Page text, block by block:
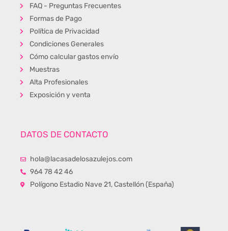
FAQ - Preguntas Frecuentes
Formas de Pago
Política de Privacidad
Condiciones Generales
Cómo calcular gastos envío
Muestras
Alta Profesionales
Exposición y venta
DATOS DE CONTACTO
hola@lacasadelosazulejos.com
964 78 42 46
Polígono Estadio Nave 21, Castellón (España)